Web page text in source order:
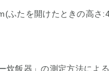
ふたを開けたときの高さ
炊飯器」の測定方法によ